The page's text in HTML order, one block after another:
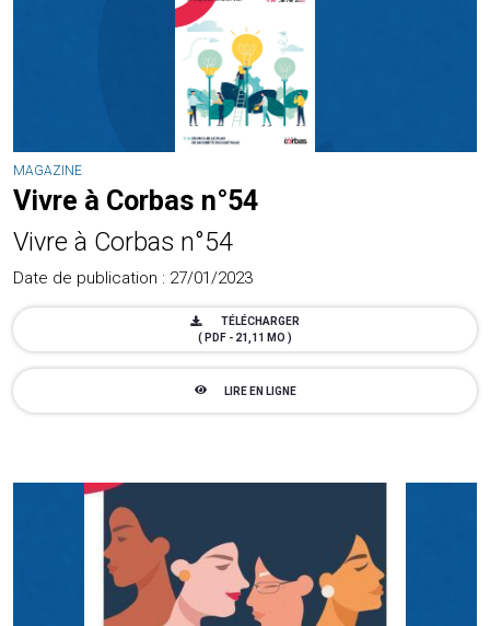
MAGAZINE
Vivre à Corbas n°54
Vivre à Corbas n°54
Date de publication : 27/01/2023
TÉLÉCHARGER
( PDF - 21,11 MO )
LIRE EN LIGNE